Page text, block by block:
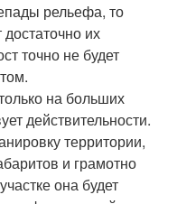
рельефа, то
их
точно не будет
на больших
действительности.
территории,
и грамотно
она будет